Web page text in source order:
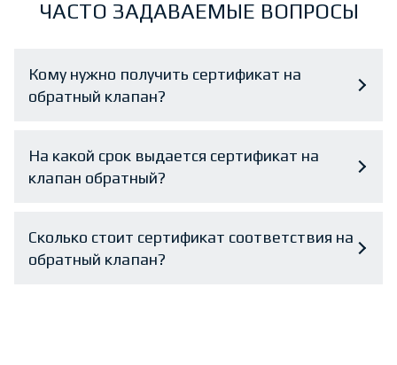
ЧАСТО ЗАДАВАЕМЫЕ ВОПРОСЫ
Кому нужно получить сертификат на
обратный клапан?
На какой срок выдается сертификат на
клапан обратный?
Сколько стоит сертификат соответствия на
обратный клапан?